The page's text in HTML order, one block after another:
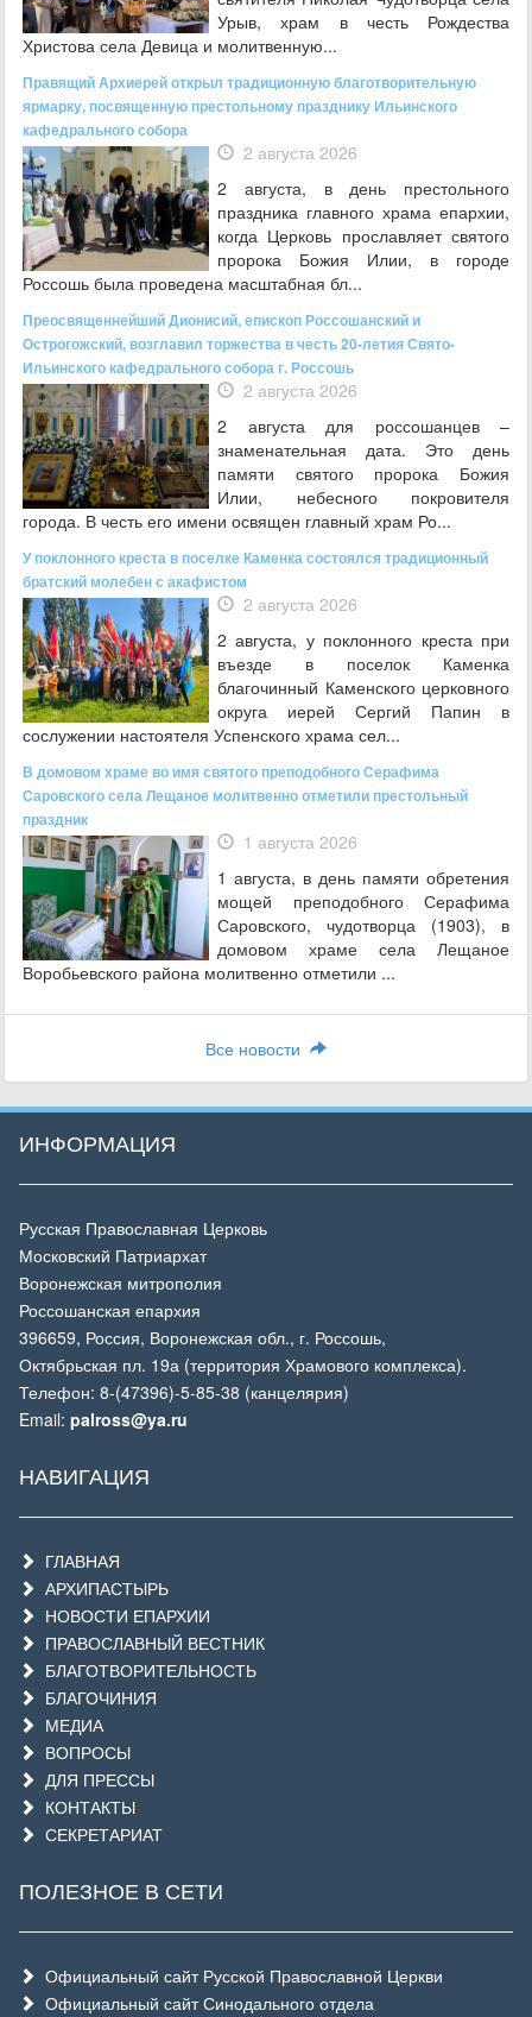
Урыв, храм в честь Рождества
Христова села Девица и молитвенную...
Правящий Архиерей открыл традиционную благотворительную
ярмарку, посвященную престольному празднику Ильинского
кафедрального собора
2 августа 2026
2 августа, в день престольного
праздника главного храма епархии,
когда Церковь прославляет святого
пророка Божия Илии, в городе
Россошь была проведена масштабная бл...
Преосвященнейший Дионисий, епископ Россошанский и
Острогожский, возглавил торжества в честь 20-летия Свято-
Ильинского кафедрального собора г. Россошь
2 августа 2026
2 августа для россошанцев –
знаменательная дата. Это день
памяти святого пророка Божия
Илии, небесного покровителя
города. В честь его имени освящен главный храм Ро...
У поклонного креста в поселке Каменка состоялся традиционный
братский молебен с акафистом
2 августа 2026
2 августа, у поклонного креста при
въезде в поселок Каменка
благочинный Каменского церковного
округа иерей Сергий Папин в
сослужении настоятеля Успенского храма сел...
В домовом храме во имя святого преподобного Серафима
Саровского села Лещаное молитвенно отметили престольный
праздник
1 августа 2026
1 августа, в день памяти обретения
мощей преподобного Серафима
Саровского, чудотворца (1903), в
домовом храме села Лещаное
Воробьевского района молитвенно отметили ...
Все новости
ИНФОРМАЦИЯ
Русская Православная Церковь
Московский Патриархат
Воронежская митрополия
Россошанская епархия
396659, Россия, Воронежская обл., г. Россошь,
Октябрьская пл. 19а (территория Храмового комплекса).
Телефон: 8-(47396)-5-85-38 (канцелярия)
Email: palross@ya.ru
НАВИГАЦИЯ
ГЛАВНАЯ
АРХИПАСТЫРЬ
НОВОСТИ ЕПАРХИИ
ПРАВОСЛАВНЫЙ ВЕСТНИК
БЛАГОТВОРИТЕЛЬНОСТЬ
БЛАГОЧИНИЯ
МЕДИА
ВОПРОСЫ
ДЛЯ ПРЕССЫ
КОНТАКТЫ
СЕКРЕТАРИАТ
ПОЛЕЗНОЕ В СЕТИ
Официальный сайт Русской Православной Церкви
Официальный сайт Синодального отдела